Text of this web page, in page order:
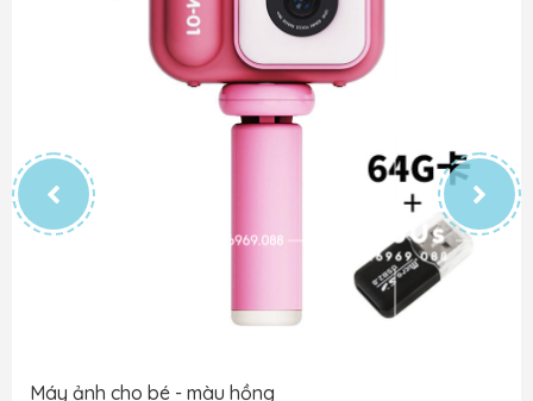
Máy ảnh cho bé - màu hồng